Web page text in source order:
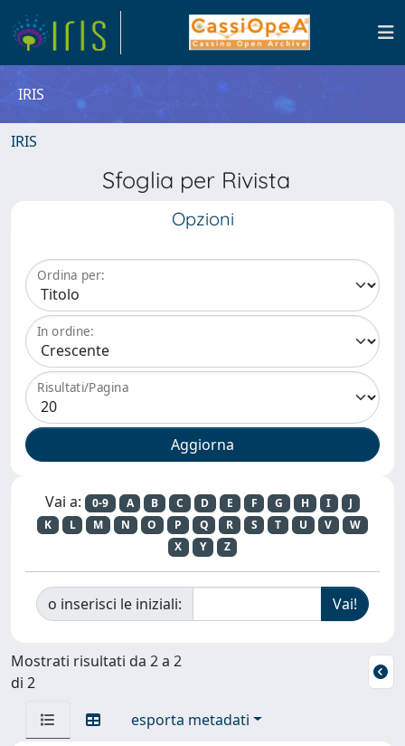
IRIS
IRIS
Sfoglia per Rivista
Opzioni
Ordina per:
In ordine:
Risultati/Pagina
Vai a: 0-9 A B C D E F G H I
J
K
L M N O P Q R S T U V
W
X
Y Z
o inserisci le iniziali:
Mostrati risultati da 2 a 2
di 2
esporta metadati